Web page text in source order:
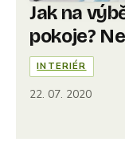
Jak na
pokoje?
INTERIÉR
22. 07. 2020